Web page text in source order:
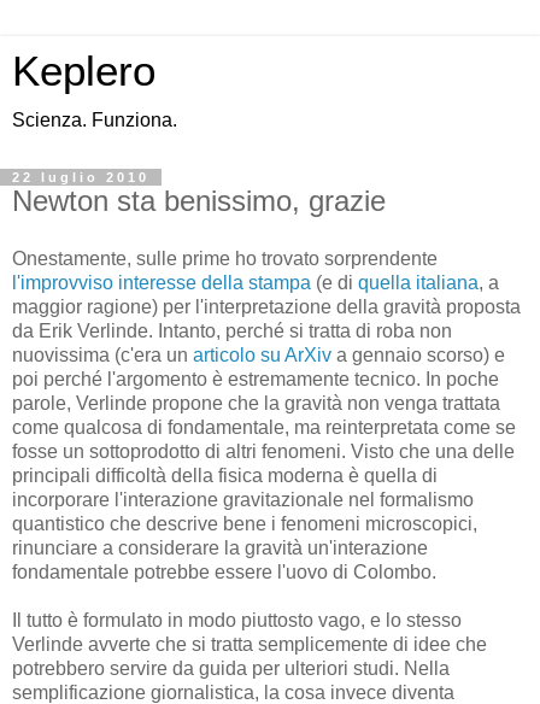
Keplero
Scienza. Funziona.
22 luglio 2010
Newton sta benissimo, grazie
Onestamente, sulle prime ho trovato sorprendente
l'improvviso interesse della stampa (e di quella italiana, a
maggior ragione) per l'interpretazione della gravità proposta
da Erik Verlinde. Intanto, perché si tratta di roba non
nuovissima (c'era un articolo su ArXiv a gennaio scorso) e
poi perché l'argomento è estremamente tecnico. In poche
parole, Verlinde propone che la gravità non venga trattata
come qualcosa di fondamentale, ma reinterpretata come se
fosse un sottoprodotto di altri fenomeni. Visto che una delle
principali difficoltà della fisica moderna è quella di
incorporare l'interazione gravitazionale nel formalismo
quantistico che descrive bene i fenomeni microscopici,
rinunciare a considerare la gravità un'interazione
fondamentale potrebbe essere l'uovo di Colombo.
Il tutto è formulato in modo piuttosto vago, e lo stesso
Verlinde avverte che si tratta semplicemente di idee che
potrebbero servire da guida per ulteriori studi. Nella
semplificazione giornalistica, la cosa invece diventa